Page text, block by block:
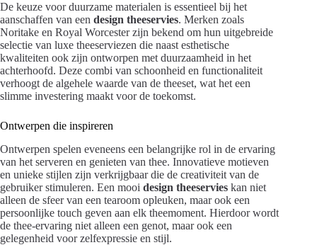
De keuze voor duurzame materialen is essentieel bij het
aanschaffen van een design theeservies. Merken zoals
Noritake en Royal Worcester zijn bekend om hun uitgebreide
selectie van luxe theeserviezen die naast esthetische
kwaliteiten ook zijn ontworpen met duurzaamheid in het
achterhoofd. Deze combi van schoonheid en functionaliteit
verhoogt de algehele waarde van de theeset, wat het een
slimme investering maakt voor de toekomst.
Ontwerpen die inspireren
Ontwerpen spelen eveneens een belangrijke rol in de ervaring
van het serveren en genieten van thee. Innovatieve motieven
en unieke stijlen zijn verkrijgbaar die de creativiteit van de
gebruiker stimuleren. Een mooi design theeservies kan niet
alleen de sfeer van een tearoom opleuken, maar ook een
persoonlijke touch geven aan elk theemoment. Hierdoor wordt
de thee-ervaring niet alleen een genot, maar ook een
gelegenheid voor zelfexpressie en stijl.